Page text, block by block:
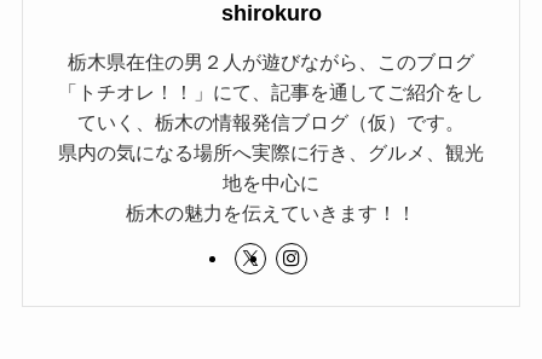
shirokuro
栃木県在住の男２人が遊びながら、このブログ
「トチオレ！！」にて、記事を通してご紹介をし
ていく、栃木の情報発信ブログ（仮）です。
県内の気になる場所へ実際に行き、グルメ、観光
地を中心に
栃木の魅力を伝えていきます！！